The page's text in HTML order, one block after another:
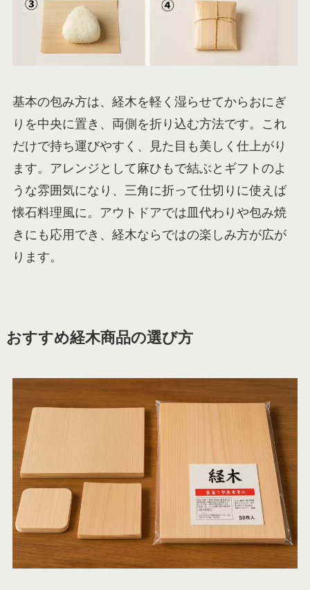
基本の包み方は、経木を軽く湿らせてからおにぎ
りを中央に置き、両側を折り込む方法です。これ
だけで持ち運びやすく、見た目も美しく仕上がり
ます。アレンジとして麻ひもで結ぶとギフトのよ
うな雰囲気になり、三角に折って仕切りに使えば
懐石料理風に。アウトドアでは皿代わりや包み焼
きにも応用でき、経木ならではの楽しみ方が広が
ります。
おすすめ経木商品の選び方